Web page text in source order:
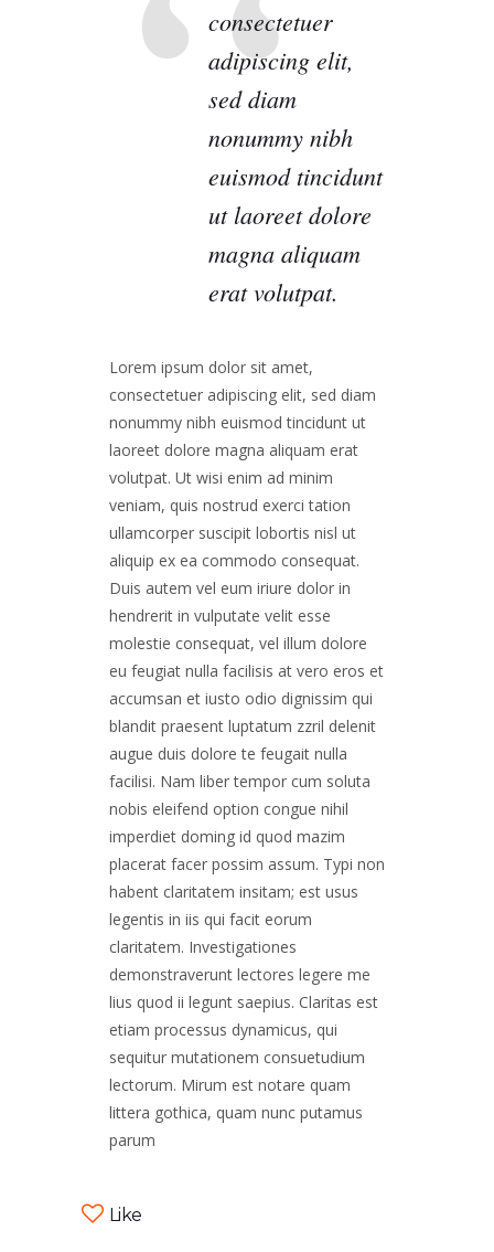
consectetuer
adipiscing elit,
sed diam
nonummy nibh
euismod tincidunt
ut laoreet dolore
magna aliquam
erat volutpat.
Lorem ipsum dolor sit amet,
consectetuer adipiscing elit, sed diam
nonummy nibh euismod tincidunt ut
laoreet dolore magna aliquam erat
volutpat. Ut wisi enim ad minim
veniam, quis nostrud exerci tation
ullamcorper suscipit lobortis nisl ut
aliquip ex ea commodo consequat.
Duis autem vel eum iriure dolor in
hendrerit in vulputate velit esse
molestie consequat, vel illum dolore
eu feugiat nulla facilisis at vero eros et
accumsan et iusto odio dignissim qui
blandit praesent luptatum zzril delenit
augue duis dolore te feugait nulla
facilisi. Nam liber tempor cum soluta
nobis eleifend option congue nihil
imperdiet doming id quod mazim
placerat facer possim assum. Typi non
habent claritatem insitam; est usus
legentis in iis qui facit eorum
claritatem. Investigationes
demonstraverunt lectores legere me
lius quod ii legunt saepius. Claritas est
etiam processus dynamicus, qui
sequitur mutationem consuetudium
lectorum. Mirum est notare quam
littera gothica, quam nunc putamus
parum
Like